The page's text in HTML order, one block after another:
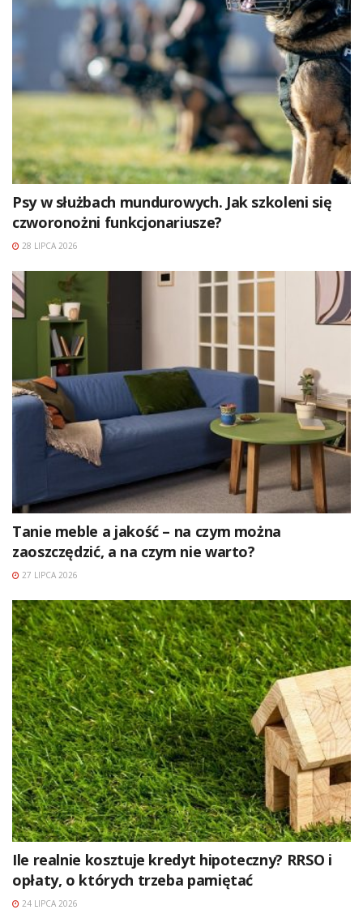
Psy w służbach mundurowych. Jak szkoleni się
czworonożni funkcjonariusze?
28 LIPCA 2026
Tanie meble a jakość – na czym można
zaoszczędzić, a na czym nie warto?
27 LIPCA 2026
Ile realnie kosztuje kredyt hipoteczny? RRSO i
opłaty, o których trzeba pamiętać
24 LIPCA 2026